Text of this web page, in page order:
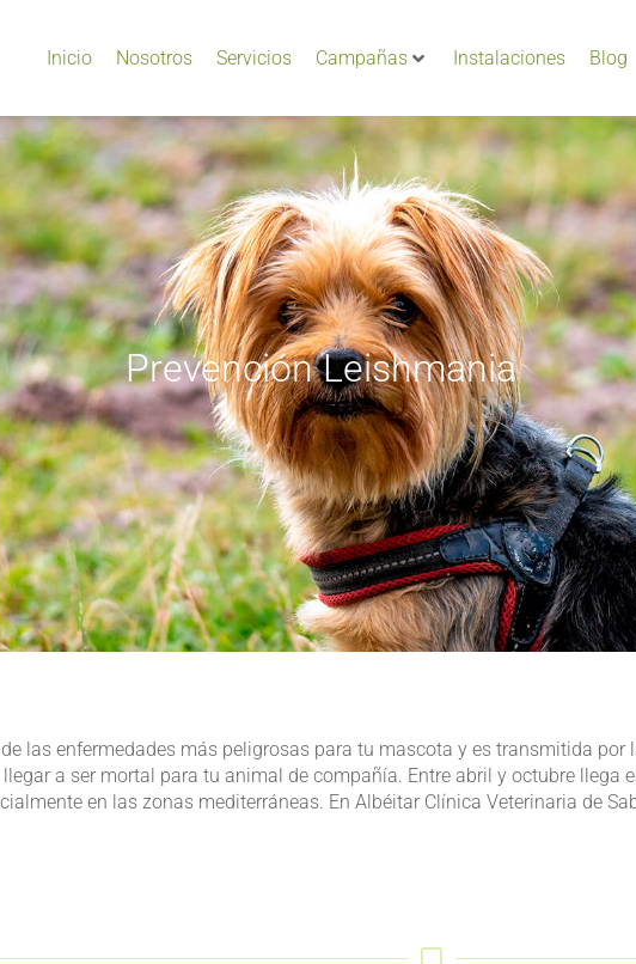
Inicio Nosotros Servicios Campañas Instalaciones Blog
Prevención Leishmania
las enfermedades más peligrosas para tu mascota y es transmitida
a ser mortal para tu animal de compañía. Entre abril y octubre llega
en las zonas mediterráneas. En Albéitar Clínica Veterinaria de